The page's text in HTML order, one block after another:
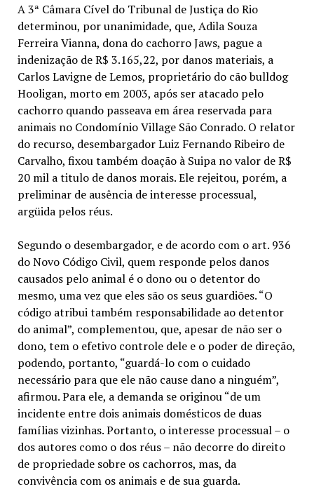
A 3ª Câmara Cível do Tribunal de Justiça do Rio
determinou, por unanimidade, que, Adila Souza
Ferreira Vianna, dona do cachorro Jaws, pague a
indenização de R$ 3.165,22, por danos materiais, a
Carlos Lavigne de Lemos, proprietário do cão bulldog
Hooligan, morto em 2003, após ser atacado pelo
cachorro quando passeava em área reservada para
animais no Condomínio Village São Conrado. O relator
do recurso, desembargador Luiz Fernando Ribeiro de
Carvalho, fixou também doação à Suipa no valor de R$
20 mil a titulo de danos morais. Ele rejeitou, porém, a
preliminar de ausência de interesse processual,
argüida pelos réus.
Segundo o desembargador, e de acordo com o art. 936
do Novo Código Civil, quem responde pelos danos
causados pelo animal é o dono ou o detentor do
mesmo, uma vez que eles são os seus guardiões. “O
código atribui também responsabilidade ao detentor
do animal”, complementou, que, apesar de não ser o
dono, tem o efetivo controle dele e o poder de direção,
podendo, portanto, “guardá-lo com o cuidado
necessário para que ele não cause dano a ninguém”,
afirmou. Para ele, a demanda se originou “de um
incidente entre dois animais domésticos de duas
famílias vizinhas. Portanto, o interesse processual – o
dos autores como o dos réus – não decorre do direito
de propriedade sobre os cachorros, mas, da
convivência com os animais e de sua guarda.